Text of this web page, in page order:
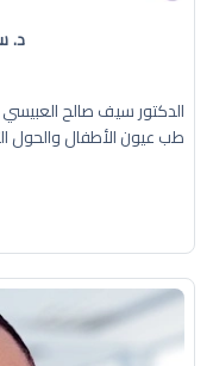
د.
الدكتور سيف صالح
طب عيون الأطفال والحول